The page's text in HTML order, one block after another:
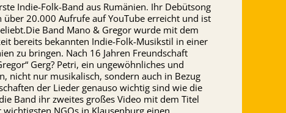
Indie-Folk-Band aus Rumänien. Ihr Debütsong
über 20.000 Aufrufe auf YouTube erreicht und ist
Band Mano & Gregor wurde mit dem
bereits bekannten Indie-Folk-Musikstil in einer
zu bringen. Nach 16 Jahren Freundschaft
Gerg? Petri, ein ungewöhnliches und
nicht nur musikalisch, sondern auch in Bezug
der Lieder genauso wichtig sind wie die
Band ihr zweites großes Video mit dem Titel
NGOs in Klausenburg einen